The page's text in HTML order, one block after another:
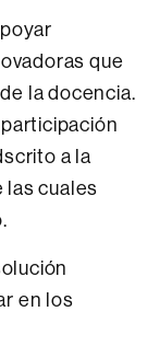
que
la docencia.
a la
las cuales
en los